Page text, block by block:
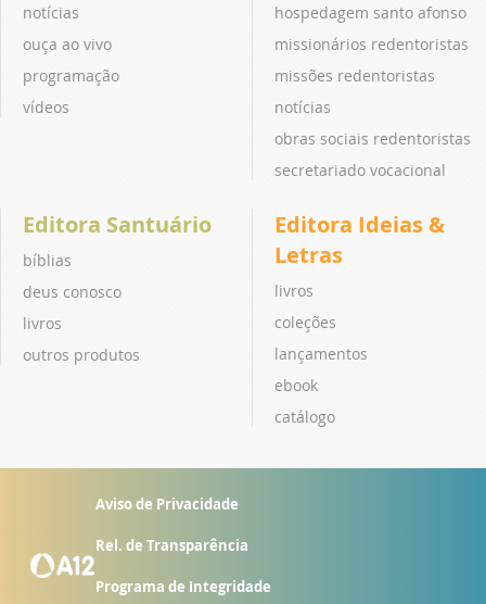
notícias
ouça ao vivo
programação
vídeos
hospedagem santo afonso
missionários redentoristas
missões redentoristas
notícias
obras sociais redentoristas
secretariado vocacional
Editora Santuário
bíblias
deus conosco
livros
outros produtos
Editora Ideias &
Letras
livros
coleções
lançamentos
ebook
catálogo
Aviso de Privacidade
Rel. de Transparência
Programa de Integridade